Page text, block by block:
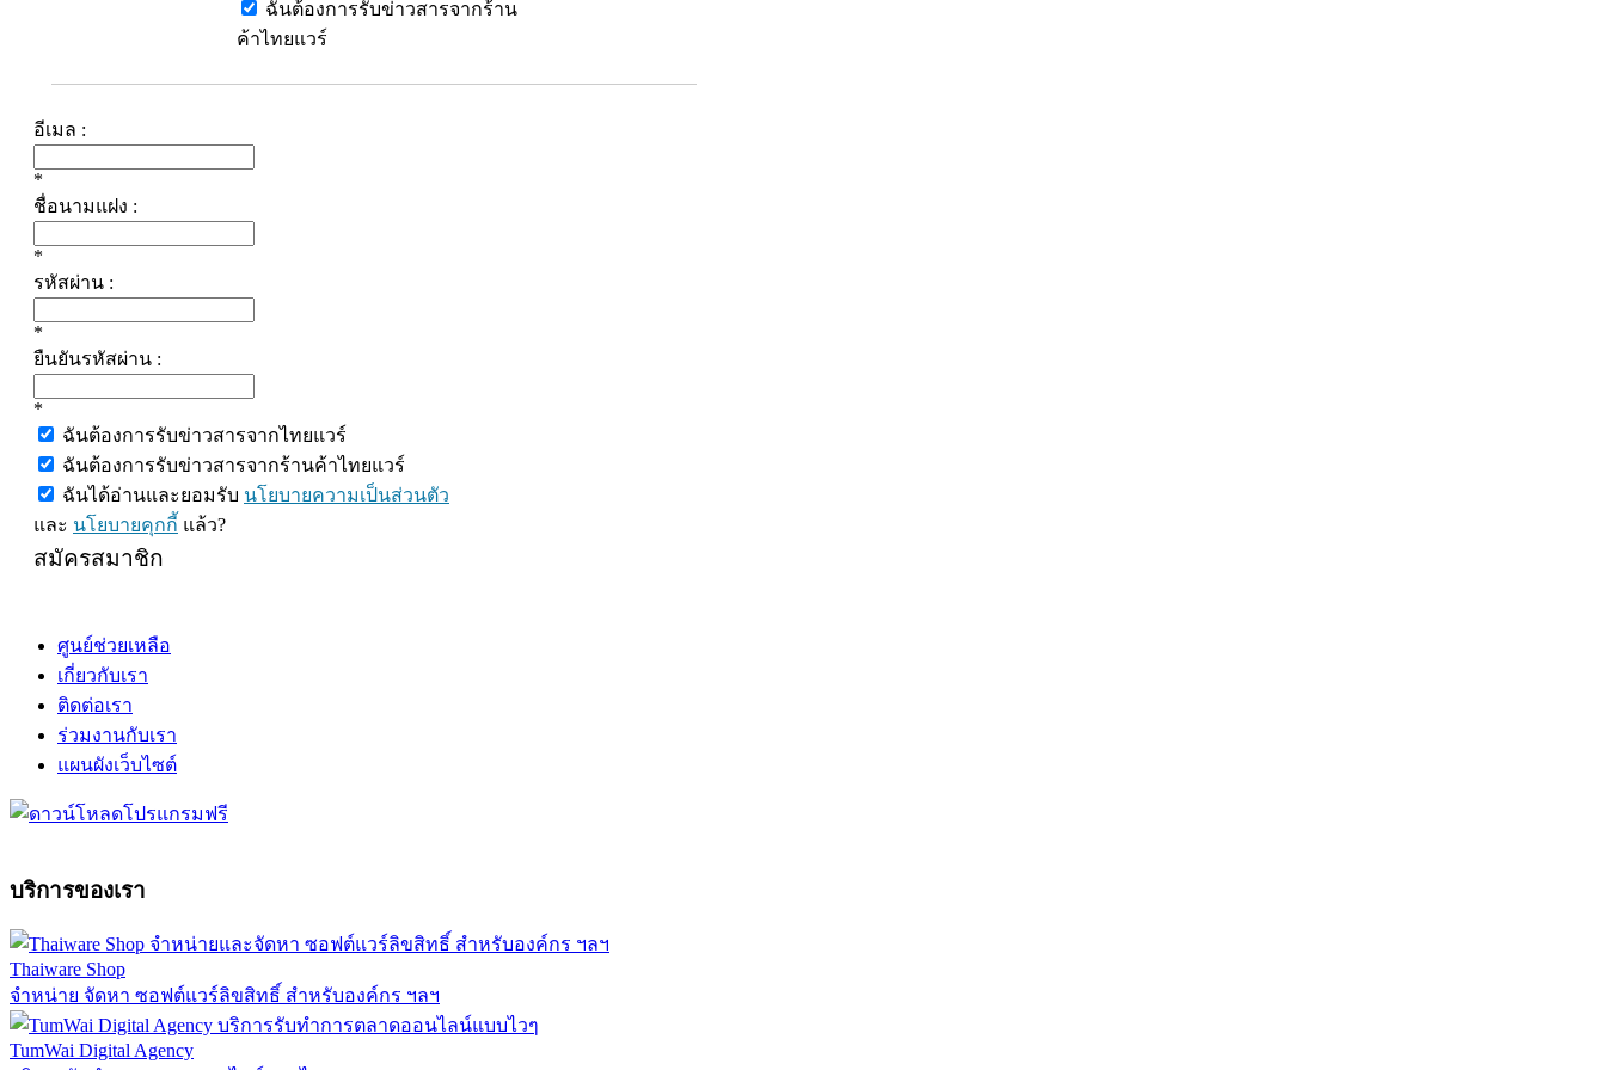
ฉันต้องการรับข่าวสารจากร้าน
ค้าไทยแวร์
อีเมล :
*
ชื่อนามแฝง :
*
รหัสผ่าน :
*
ยืนยันรหัสผ่าน :
*
ฉันต้องการรับข่าวสารจากไทยแวร์
ฉันต้องการรับข่าวสารจากร้านค้าไทยแวร์
ฉันได้อ่านและยอมรับ นโยบายความเป็นส่วนตัว
และ นโยบายคุกกี้ แล้ว?
สมัครสมาชิก
ศูนย์ช่วยเหลือ
เกี่ยวกับเรา
ติดต่อเรา
ร่วมงานกับเรา
แผนผังเว็บไซต์
บริการของเรา
Thaiware Shop
จำหน่าย จัดหา ซอฟต์แวร์ลิขสิทธิ์ สำหรับองค์กร ฯลฯ
TumWai Digital Agency